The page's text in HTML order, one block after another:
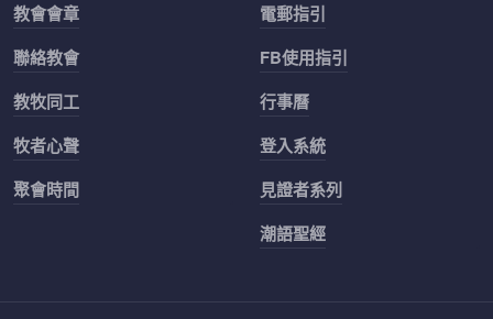
教會會章
聯絡教會
教牧同工
牧者心聲
聚會時間
電郵指引
FB使用指引
行事曆
登入系統
見證者系列
潮語聖經